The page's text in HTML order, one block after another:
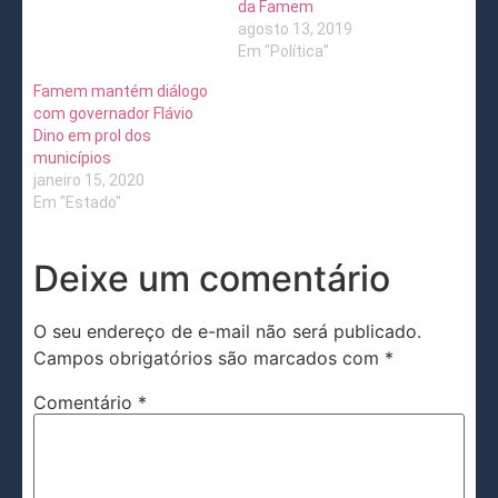
da Famem
agosto 13, 2019
Em "Política"
Famem mantém diálogo
com governador Flávio
Dino em prol dos
municípios
janeiro 15, 2020
Em "Estado"
Deixe um comentário
O seu endereço de e-mail não será publicado.
Campos obrigatórios são marcados com *
Comentário *